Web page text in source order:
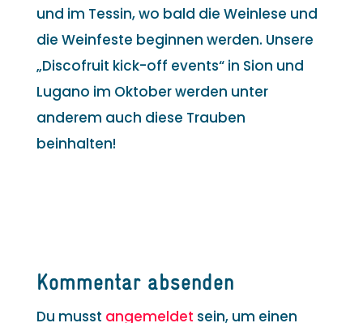
und im Tessin, wo bald die Weinlese und
die Weinfeste beginnen werden. Unsere
„Discofruit kick-off events“ in Sion und
Lugano im Oktober werden unter
anderem auch diese Trauben
beinhalten!
Kommentar absenden
Du musst angemeldet sein, um einen